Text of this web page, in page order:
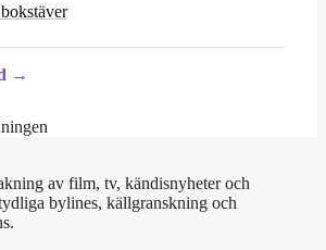
→
av film, tv, kändisnyheter och
bylines, källgranskning och